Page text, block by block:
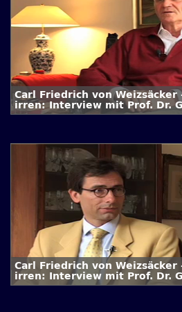
Carl Friedrich von
irren: Interview mit Prof. Dr.
/ 2. Folge
Carl Friedrich von
irren: Interview mit Prof. Dr.
/ 1. Folge